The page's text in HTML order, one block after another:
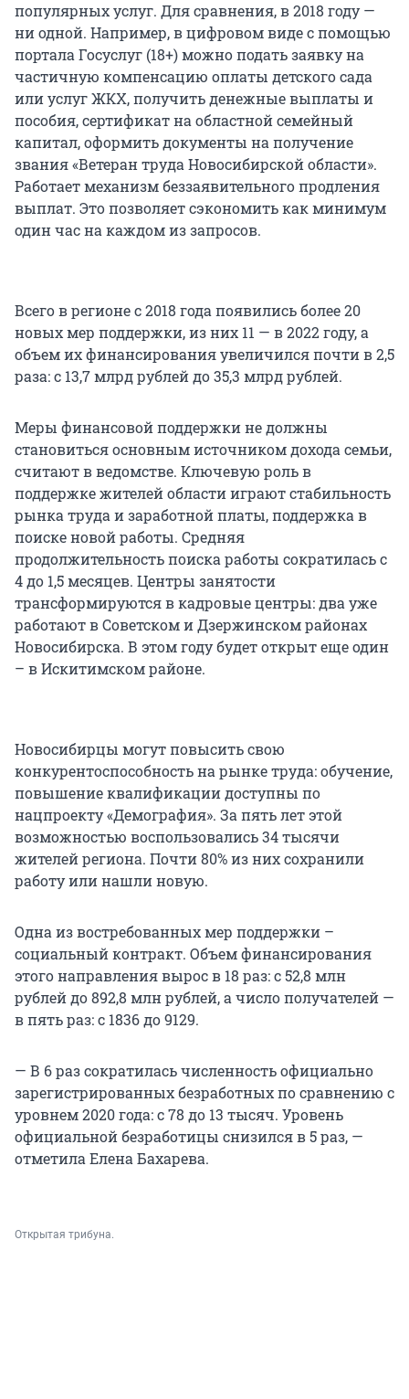
популярных услуг. Для сравнения, в 2018 году —
ни одной. Например, в цифровом виде с помощью
портала Госуслуг (18+) можно подать заявку на
частичную компенсацию оплаты детского сада
или услуг ЖКХ, получить денежные выплаты и
пособия, сертификат на областной семейный
капитал, оформить документы на получение
звания «Ветеран труда Новосибирской области».
Работает механизм беззаявительного продления
выплат. Это позволяет сэкономить как минимум
один час на каждом из запросов.
Всего в регионе с 2018 года появились более 20
новых мер поддержки, из них 11 — в 2022 году, а
объем их финансирования увеличился почти в 2,5
раза: с 13,7 млрд рублей до 35,3 млрд рублей.
Меры финансовой поддержки не должны
становиться основным источником дохода семьи,
считают в ведомстве. Ключевую роль в
поддержке жителей области играют стабильность
рынка труда и заработной платы, поддержка в
поиске новой работы. Средняя
продолжительность поиска работы сократилась с
4 до 1,5 месяцев. Центры занятости
трансформируются в кадровые центры: два уже
работают в Советском и Дзержинском районах
Новосибирска. В этом году будет открыт еще один
– в Искитимском районе.
Новосибирцы могут повысить свою
конкурентоспособность на рынке труда: обучение,
повышение квалификации доступны по
нацпроекту «Демография». За пять лет этой
возможностью воспользовались 34 тысячи
жителей региона. Почти 80% из них сохранили
работу или нашли новую.
Одна из востребованных мер поддержки –
социальный контракт. Объем финансирования
этого направления вырос в 18 раз: с 52,8 млн
рублей до 892,8 млн рублей, а число получателей —
в пять раз: с 1836 до 9129.
— В 6 раз сократилась численность официально
зарегистрированных безработных по сравнению с
уровнем 2020 года: с 78 до 13 тысяч. Уровень
официальной безработицы снизился в 5 раз, —
отметила Елена Бахарева.
Открытая трибуна.